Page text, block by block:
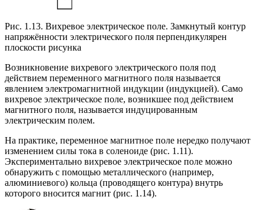
Рис. 1.13. Вихревое электрическое поле. Замкнутый контур
напряжённости электрического поля перпендикулярен
плоскости рисунка
Возникновение вихревого электрического поля под
действием переменного магнитного поля называется
явлением электромагнитной индукции (индукцией). Само
вихревое электрическое поле, возникшее под действием
магнитного поля, называется индуцированным
электрическим полем.
На практике, переменное магнитное поле нередко получают
изменением силы тока в соленоиде (рис. 1.11).
Экспериментально вихревое электрическое поле можно
обнаружить с помощью металлического (например,
алюминиевого) кольца (проводящего контура) внутрь
которого вносится магнит (рис. 1.14).